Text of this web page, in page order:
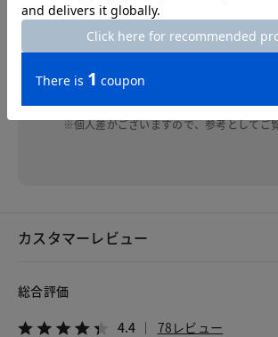
わないので、いろいろなニットと合わ
が楽しみです。これさえ着れば・・の
一枚になりそうです。
※個人差がございますので、参考としてご
カスタマーレビュー
総合評価
4.4 78レビュー